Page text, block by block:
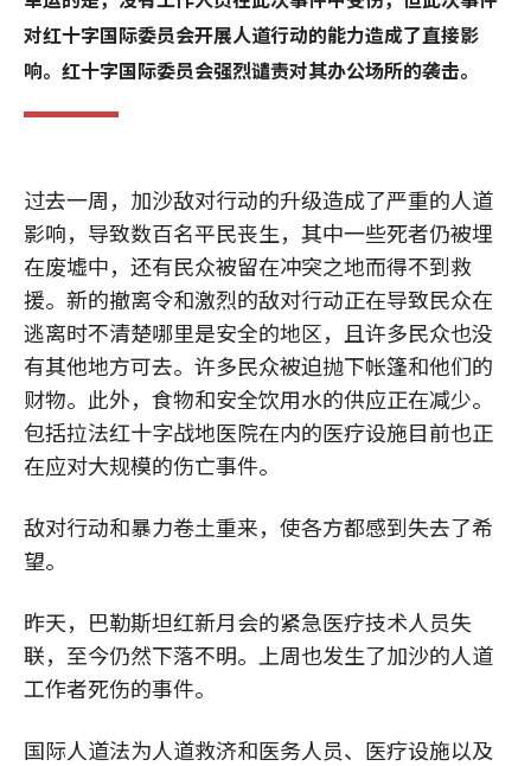
对红十字国际委员会开展人道行动的能力造成了直接影
响。红十字国际委员会强烈谴责对其办公场所的袭击。
过去一周，加沙敌对行动的升级造成了严重的人道
影响，导致数百名平民丧生，其中一些死者仍被埋
在废墟中，还有民众被留在冲突之地而得不到救
援。新的撤离令和激烈的敌对行动正在导致民众在
逃离时不清楚哪里是安全的地区，且许多民众也没
有其他地方可去。许多民众被迫抛下帐篷和他们的
财物。此外，食物和安全饮用水的供应正在减少。
包括拉法红十字战地医院在内的医疗设施目前也正
在应对大规模的伤亡事件。
敌对行动和暴力卷土重来，使各方都感到失去了希
望。
昨天，巴勒斯坦红新月会的紧急医疗技术人员失
联，至今仍然下落不明。上周也发生了加沙的人道
工作者死伤的事件。
国际人道法为人道救济和医务人员、医疗设施以及